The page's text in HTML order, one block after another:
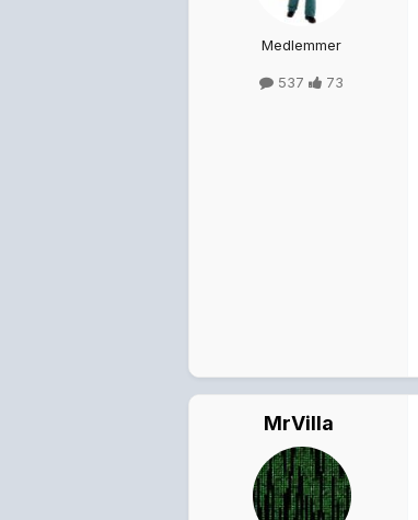
Medlemmer
537 73
MrVilla